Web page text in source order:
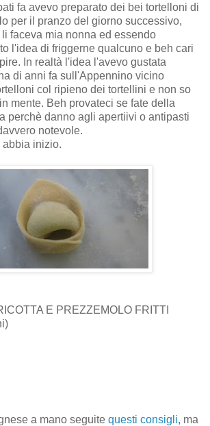
fa avevo preparato dei bei tortelloni di
per il pranzo del giorno successivo,
faceva mia nonna ed essendo
l'idea di friggerne qualcuno e beh cari
In realtà l'idea l'avevo gustata
di anni fa sull'Appennino vicino
col ripieno dei tortellini e non so
mente. Beh provateci se fate della
perchè danno agli apertiivi o antipasti
notevole.
abbia inizio.
E PREZZEMOLO FRITTI
a mano seguite questi consigli, ma